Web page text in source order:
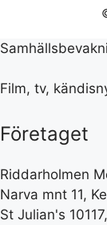
Film, tv,
Företaget
Riddarholmen
Narva mnt 11,
St Julian's